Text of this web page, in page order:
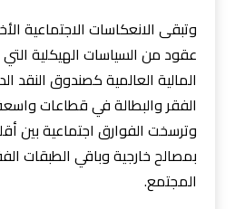
وتبقى الانعكاسات الاجتماعية
عقود من السياسات الهيكلية
المالية العالمية كصندوق النقد
الفقر والبطالة في قطاعات
وترسخت الفوارق اجتماعية بين
بمصالح خارجية وباقي الطبقات
المجتمع.